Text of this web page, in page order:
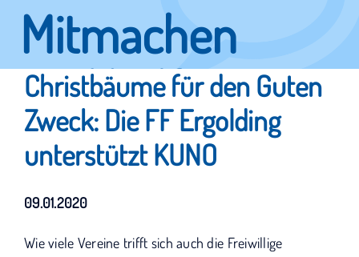
Mitmachen
und helfen.
Hier erfahren Sie, wie fleißige Helfer
Christbäume für den Guten
Zweck: Die FF Ergolding
unterstützt KUNO
09.01.2020
Wie viele Vereine trifft sich auch die Freiwillige